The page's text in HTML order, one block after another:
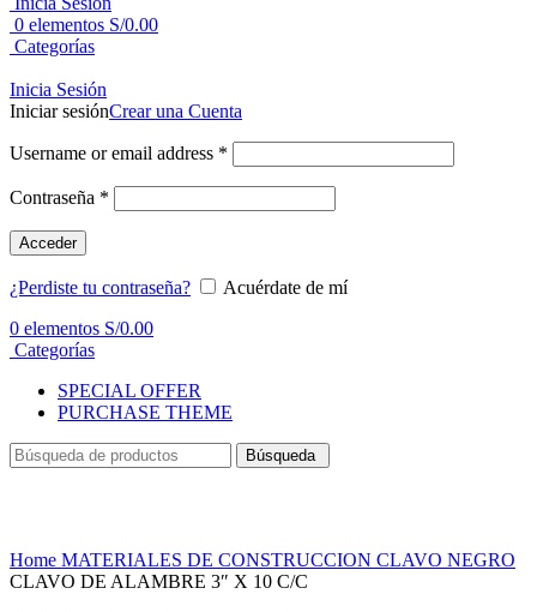
0 elementos S/0.00
Categorías
Inicia Sesión
Iniciar sesiónCrear una Cuenta
Username or email address *
Contraseña *
Acceder
¿Perdiste tu contraseña?
Acuérdate de mí
0 elementos S/0.00
Categorías
SPECIAL OFFER
PURCHASE THEME
Búsqueda
Home MATERIALES DE CONSTRUCCION CLAVO NEGRO
CLAVO DE ALAMBRE 3″ X 10 C/C